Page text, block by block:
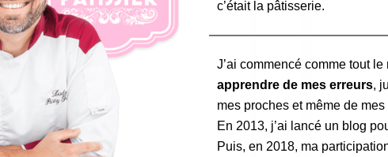
c’était la pâtisserie.
J’ai commencé comme tout le
apprendre de mes erreurs,
mes proches et même de
En 2013, j’ai lancé un blog
Puis, en 2018, ma